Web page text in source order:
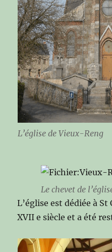
L’église de Vieux-Reng
Le chevet de
L’église est dédiée à
XVII e siècle et a été